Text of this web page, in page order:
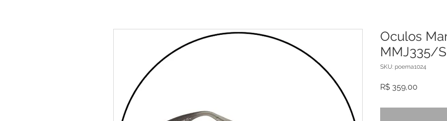
Oculos
MMJ335/
SKU: poema1024
R$ 359,00